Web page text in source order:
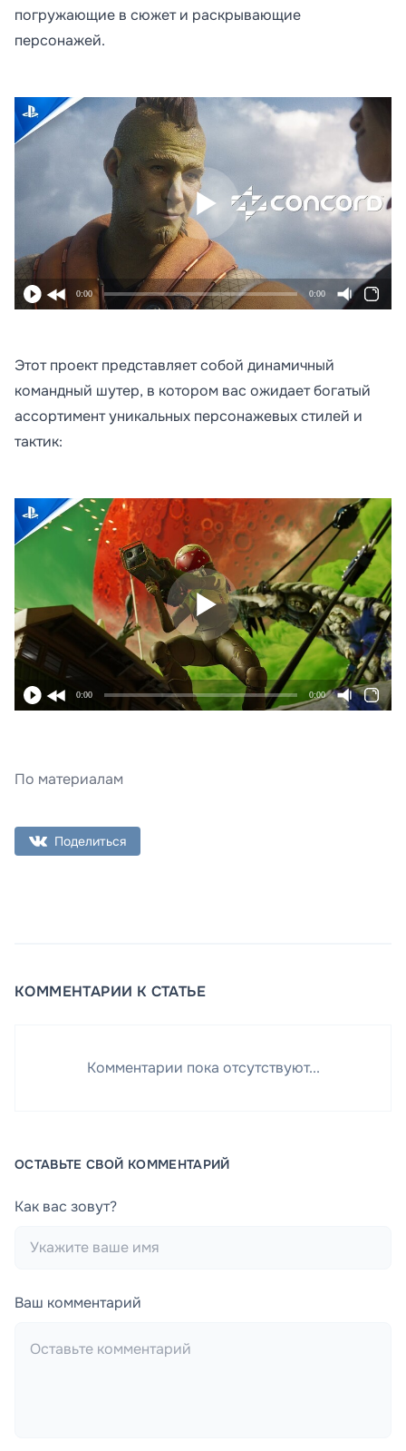
погружающие в сюжет и раскрывающие
персонажей.
0:00 0:00
Этот проект представляет собой динамичный
командный шутер, в котором вас ожидает богатый
ассортимент уникальных персонажевых стилей и
тактик:
0:00 0:00
По материалам
Поделиться
КОММЕНТАРИИ К СТАТЬЕ
Комментарии пока отсутствуют...
ОСТАВЬТЕ СВОЙ КОММЕНТАРИЙ
Как вас зовут?
Ваш комментарий